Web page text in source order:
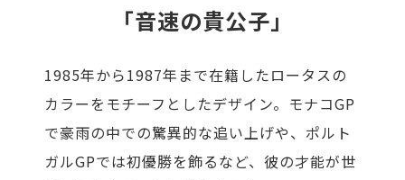
「音速の貴公子」
1985年から1987年まで在籍したロータスの
カラーをモチーフとしたデザイン。モナコGP
で豪雨の中での驚異的な追い上げや、ポルト
ガルGPでは初優勝を飾るなど、彼の才能が世